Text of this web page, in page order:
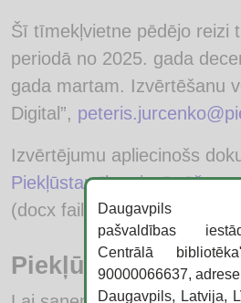
Šī tīmekļvietne pēdējo reizi
periodā no 2025. gada
gada martam. Izvērtēšanu
Digital”,
Izvērtējumu apliecinošs
Piekļūstamības
(docx fails).
Piekļūstamības
Daugavpils
pašvaldības
Centrālā
90000066637,
Daugavpils, Latvija,